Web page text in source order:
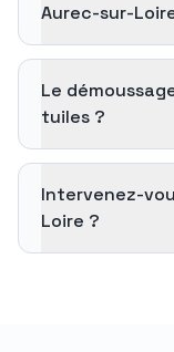
Aurec-sur-
Le
tuiles ?
Intervenez-
Loire ?